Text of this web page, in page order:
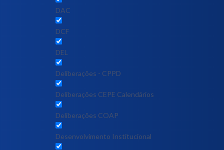
DAC
DCF
DEL
Deliberações - CPPD
Deliberações CEPE Calendários
Deliberações COAP
Desenvolvimento Institucional